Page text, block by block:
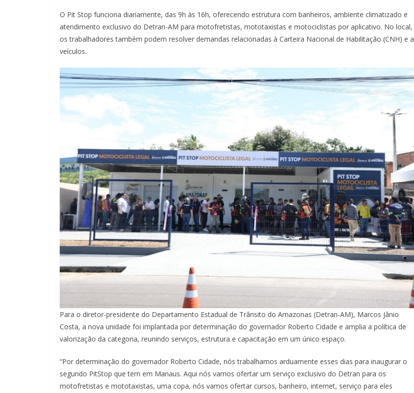
O Pit Stop funciona diariamente, das 9h às 16h, oferecendo estrutura com banheiros, ambiente climatizado e
atendimento exclusivo do Detran-AM para motofretistas, mototaxistas e motociclistas por aplicativo. No local,
os trabalhadores também podem resolver demandas relacionadas à Carteira Nacional de Habilitação (CNH) e a
veículos.
Para o diretor-presidente do Departamento Estadual de Trânsito do Amazonas (Detran-AM), Marcos Jânio
Costa, a nova unidade foi implantada por determinação do governador Roberto Cidade e amplia a política de
valorização da categoria, reunindo serviços, estrutura e capacitação em um único espaço.
“Por determinação do governador Roberto Cidade, nós trabalhamos arduamente esses dias para inaugurar o
segundo PitStop que tem em Manaus. Aqui nós vamos ofertar um serviço exclusivo do Detran para os
motofretistas e mototaxistas, uma copa, nós vamos ofertar cursos, banheiro, internet, serviço para eles